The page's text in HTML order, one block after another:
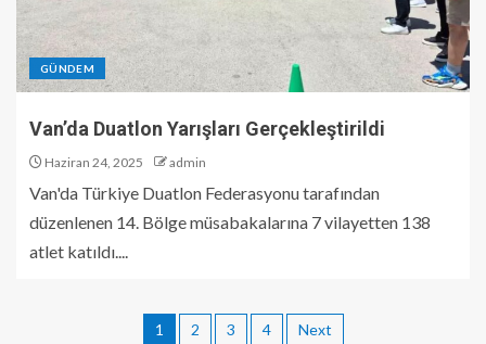
GÜNDEM
Van’da Duatlon Yarışları Gerçekleştirildi
Haziran 24, 2025 admin
Van'da Türkiye Duatlon Federasyonu tarafından
düzenlenen 14. Bölge müsabakalarına 7 vilayetten 138
atlet katıldı....
1 2 3 4 Next